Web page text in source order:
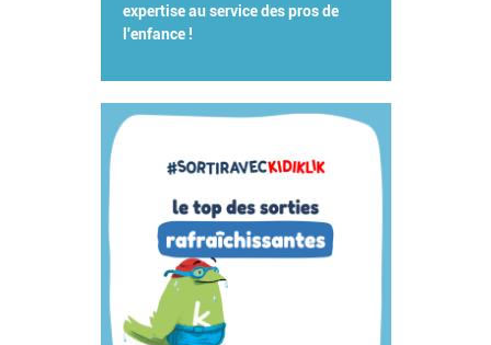
expertise au service des pros de
l'enfance !